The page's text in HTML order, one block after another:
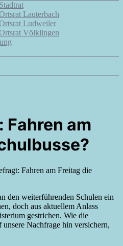
Lauterbach
Ludweiler
Völklingen
am
Fahren am Freitag die
den weiterführenden Schulen ein
doch aus aktuellem Anlass
gestrichen. Wie die
Nachfrage hin versichern,